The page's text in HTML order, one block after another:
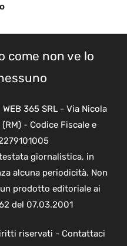
come non ve lo
365 SRL - Via Nicola
- Codice Fiscale e
giornalistica, in
alcuna periodicità. Non
prodotto editoriale ai
del 07.03.2001
riservati - Contattaci